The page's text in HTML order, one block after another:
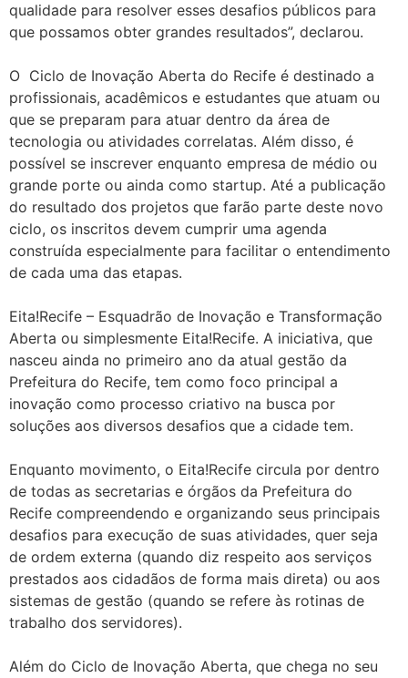
qualidade para resolver esses desafios públicos para
que possamos obter grandes resultados”, declarou.
O Ciclo de Inovação Aberta do Recife é destinado a
profissionais, acadêmicos e estudantes que atuam ou
que se preparam para atuar dentro da área de
tecnologia ou atividades correlatas. Além disso, é
possível se inscrever enquanto empresa de médio ou
grande porte ou ainda como startup. Até a publicação
do resultado dos projetos que farão parte deste novo
ciclo, os inscritos devem cumprir uma agenda
construída especialmente para facilitar o entendimento
de cada uma das etapas.
Eita!Recife – Esquadrão de Inovação e Transformação
Aberta ou simplesmente Eita!Recife. A iniciativa, que
nasceu ainda no primeiro ano da atual gestão da
Prefeitura do Recife, tem como foco principal a
inovação como processo criativo na busca por
soluções aos diversos desafios que a cidade tem.
Enquanto movimento, o Eita!Recife circula por dentro
de todas as secretarias e órgãos da Prefeitura do
Recife compreendendo e organizando seus principais
desafios para execução de suas atividades, quer seja
de ordem externa (quando diz respeito aos serviços
prestados aos cidadãos de forma mais direta) ou aos
sistemas de gestão (quando se refere às rotinas de
trabalho dos servidores).
Além do Ciclo de Inovação Aberta, que chega no seu